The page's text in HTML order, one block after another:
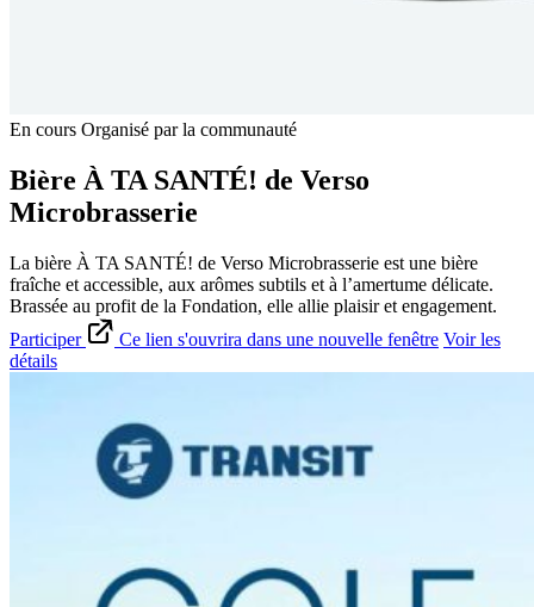
En cours Organisé par la communauté
Bière À TA SANTÉ! de Verso
Microbrasserie
La bière À TA SANTÉ! de Verso Microbrasserie est une bière
fraîche et accessible, aux arômes subtils et à l’amertume délicate.
Brassée au profit de la Fondation, elle allie plaisir et engagement.
Participer
Ce lien s'ouvrira dans une nouvelle fenêtre Voir les
détails